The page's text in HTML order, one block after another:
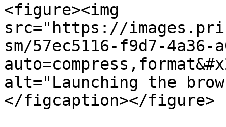
<figure><img
src="https://
sm/57ec5116-f9d7-4a36-
alt="Launching the
</figcaption></figure>